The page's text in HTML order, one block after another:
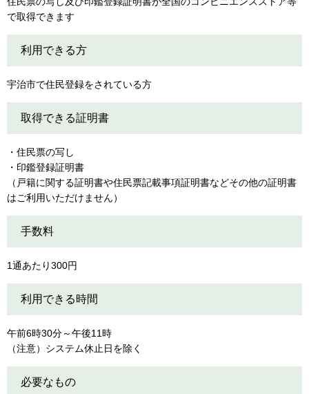
で取得できます
利用できる方
宇治市で住民登録をされている方
取得できる証明書
・住民票の写し
・印鑑登録証明書
（戸籍に関する証明書や住民票記載事項証明書などその他の証明書
はご利用いただけません）
手数料
1通あたり300円
利用できる時間
午前6時30分～午後11時
（注意）システム休止日を除く
必要なもの